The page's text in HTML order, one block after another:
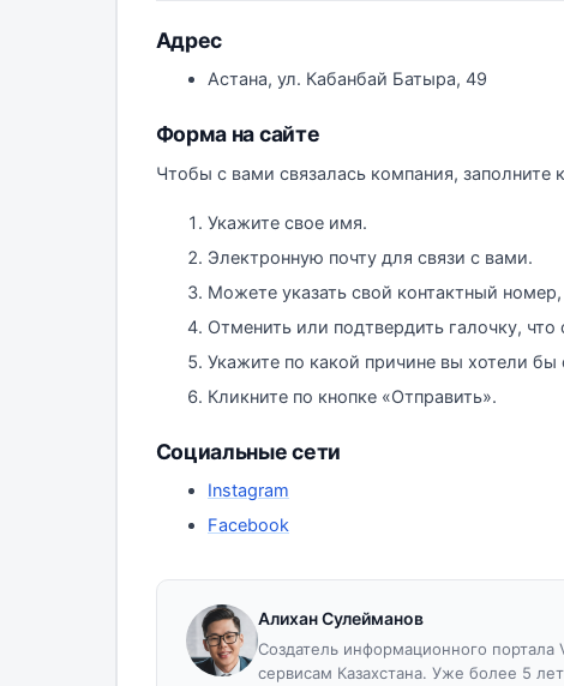
Адрес
Астана, ул. Кабанбай Батыра, 49
Форма на сайте
Чтобы с вами связалась компания, заполните
Укажите свое имя.
Электронную почту для связи с вами.
Можете указать свой контактный
Отменить или подтвердить галочку,
Укажите по какой причине вы хотели
Кликните по кнопке «Отправить».
Социальные сети
Instagram
Facebook
Алихан Сулейманов
Создатель информационного
сервисам Казахстана. Уже более 5